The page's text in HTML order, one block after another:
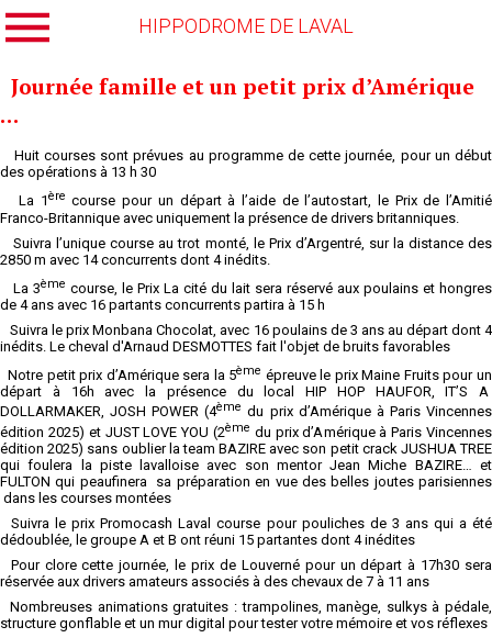
HIPPODROME DE LAVAL
Journée famille et un petit prix d’Amérique
…
Huit courses sont prévues au programme de cette journée, pour un début
des opérations à 13 h 30
La 1ère course pour un départ à l’aide de l’autostart, le Prix de l’Amitié
Franco-Britannique avec uniquement la présence de drivers britanniques.
Suivra l’unique course au trot monté, le Prix d’Argentré, sur la distance des
2850 m avec 14 concurrents dont 4 inédits.
La 3ème course, le Prix La cité du lait sera réservé aux poulains et hongres
de 4 ans avec 16 partants concurrents partira à 15 h
Suivra le prix Monbana Chocolat, avec 16 poulains de 3 ans au départ dont 4
inédits. Le cheval d'Arnaud DESMOTTES fait l'objet de bruits favorables
Notre petit prix d’Amérique sera la 5ème épreuve le prix Maine Fruits pour un
départ à 16h avec la présence du local HIP HOP HAUFOR, IT’S A
DOLLARMAKER, JOSH POWER (4ème du prix d’Amérique à Paris Vincennes
édition 2025) et JUST LOVE YOU (2ème du prix d’Amérique à Paris Vincennes
édition 2025) sans oublier la team BAZIRE avec son petit crack JUSHUA TREE
qui foulera la piste lavalloise avec son mentor Jean Miche BAZIRE… et
FULTON qui peaufinera sa préparation en vue des belles joutes parisiennes
dans les courses montées
Suivra le prix Promocash Laval course pour pouliches de 3 ans qui a été
dédoublée, le groupe A et B ont réuni 15 partantes dont 4 inédites
Pour clore cette journée, le prix de Louverné pour un départ à 17h30 sera
réservée aux drivers amateurs associés à des chevaux de 7 à 11 ans
Nombreuses animations gratuites : trampolines, manège, sulkys à pédale,
structure gonflable et un mur digital pour tester votre mémoire et vos réflexes